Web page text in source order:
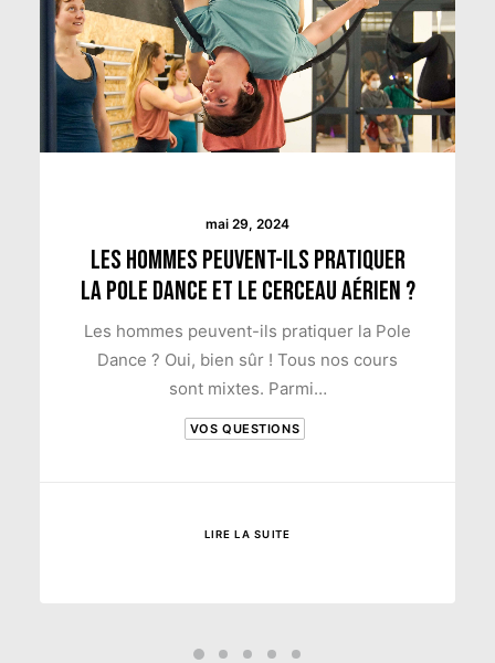
mai 29, 2024
Les hommes peuvent-ils pratiquer
la Pole Dance et le Cerceau Aérien ?
Les hommes peuvent-ils pratiquer la Pole
Dance ? Oui, bien sûr ! Tous nos cours
sont mixtes. Parmi…
VOS QUESTIONS
LIRE LA SUITE